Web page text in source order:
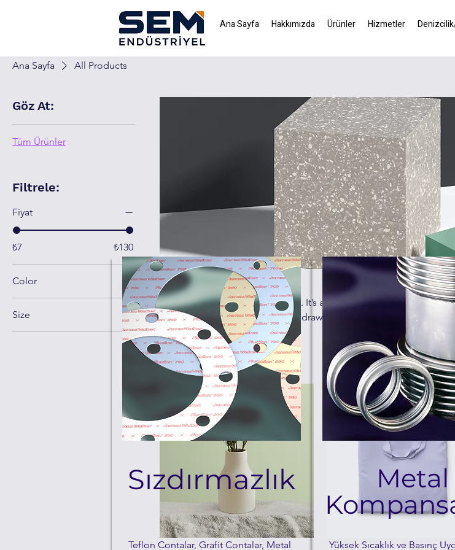
Ana Sayfa Hakkımızda Ürünler Hizmetler
Ana Sayfa All Products
Göz At:
Tüm Ürünler
Filtrele:
Fiyat
₺7 ₺130
Color
Size
Tüm Ürünler
This is your category description. It’s a great place to tell customers
connect with your audience and draw attention to your products.
12 ürün
Sızdırmazlık
Teflon Contalar, Grafit Contalar, Metal
Metal
Yüksek Sıcaklık ve Basınç